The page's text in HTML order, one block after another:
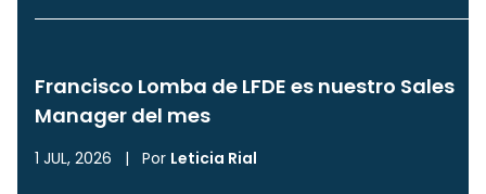
Francisco Lomba de LFDE es nuestro Sales
Manager del mes
1 JUL, 2026 | Por Leticia Rial